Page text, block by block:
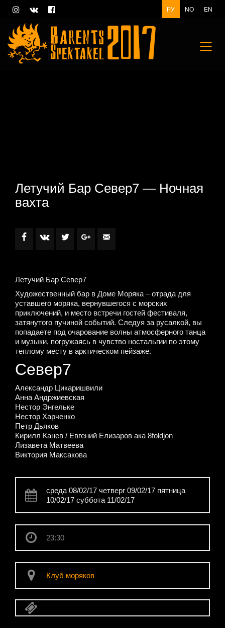
EN
NO
РУ
Летучий Бар Север7 — Ночная
вахта
Летучий Бар Север7
Художественный бар в Доме Моряка – отрада для
уставшего моряка, вернувшегося с морских
приключений, и место встречи гостей фестиваля,
затянутого пучиной событий. Следуя за русалкой, вы
попадаете под очарование волны атмосферного танца
и музыки, погружаясь в чувство ностальгии по этому
теплому месту в арктическом пейзаже.
Север7
Александр Цикаришвили
Анна Андржиевская
Нестор Энгельке
Нестор Харченко
Петр Дьяков
Кирилл Канев / Евгений Елизаров ака 8foldjon
Лизавета Матвеева
Виктория Максакова
cреда 08/02/17 четверг 09/02/17 пятница
10/02/17 суббота 11/02/17
23:30
Клуб моряков